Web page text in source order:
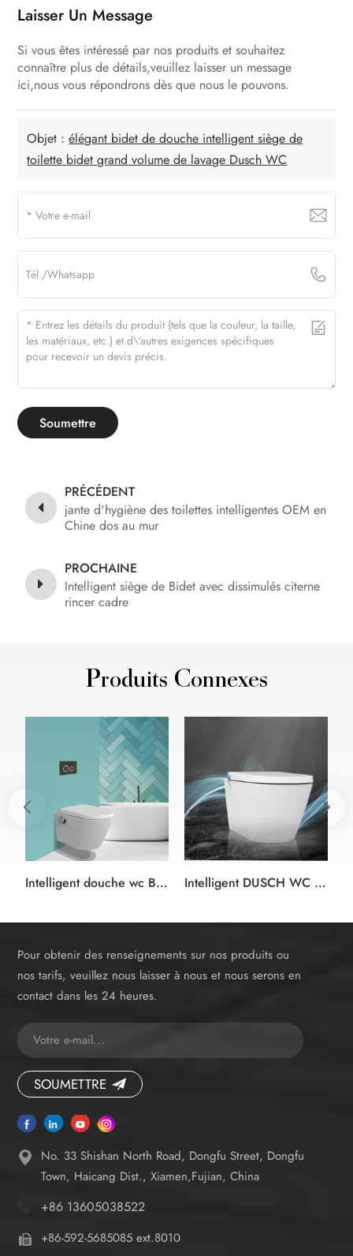
Laisser Un Message
Si vous êtes intéressé par nos produits et souhaitez
connaître plus de détails,veuillez laisser un message
ici,nous vous répondrons dès que nous le pouvons.
Objet :élégant bidet de douche intelligent siège de
toilette bidet grand volume de lavage Dusch WC
Soumettre
PRÉCÉDENT
jante d'hygiène des toilettes intelligentes OEM en
Chine dos au mur
PROCHAINE
Intelligent siège de Bidet avec dissimulés citerne
rincer cadre
Produits Connexes
Intelligent douche wc Bidet Siège de couleur blanc et noir style allemand Intelligent DUSCH WC bidet douche siège de Toilette blanc bidet siège de toilette Design sans monture
Pour obtenir des renseignements sur nos produits ou
nos tarifs, veuillez nous laisser à nous et nous serons en
contact dans les 24 heures.
SOUMETTRE
No. 33 Shishan North Road, Dongfu Street, Dongfu
Town, Haicang Dist., Xiamen,Fujian, China
+86 13605038522
+86-592-5685085 ext.8010